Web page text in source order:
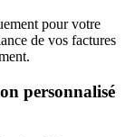
pour votre
de vos factures
personnalisé